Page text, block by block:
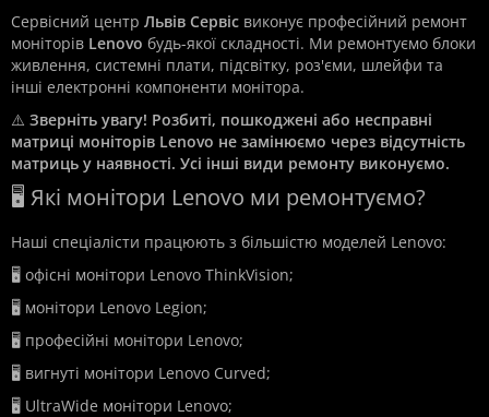
Сервісний центр Львів Сервіс виконує професійний ремонт
моніторів Lenovo будь-якої складності. Ми ремонтуємо блоки
живлення, системні плати, підсвітку, роз'єми, шлейфи та
інші електронні компоненти монітора.
⚠️ Зверніть увагу! Розбиті, пошкоджені або несправні
матриці моніторів Lenovo не замінюємо через відсутність
матриць у наявності. Усі інші види ремонту виконуємо.
🖥️ Які монітори Lenovo ми ремонтуємо?
Наші спеціалісти працюють з більшістю моделей Lenovo:
🖥️ офісні монітори Lenovo ThinkVision;
🖥️ монітори Lenovo Legion;
🖥️ професійні монітори Lenovo;
🖥️ вигнуті монітори Lenovo Curved;
🖥️ UltraWide монітори Lenovo;